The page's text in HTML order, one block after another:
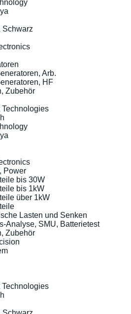
Schwarz
Arb.
HF
Zubehör
Technologies
Power
bis 30W
bis 1kW
über 1kW
Lasten und Senken
Analyse, SMU, Batterietest
Zubehör
Technologies